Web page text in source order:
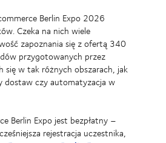
Berlin Expo 2026
Czeka na nich wiele
zapoznania się z ofertą 340
przygotowanych przez
się w tak różnych obszarach, jak
dostaw czy automatyzacja w
Berlin Expo jest bezpłatny –
rejestracja uczestnika,